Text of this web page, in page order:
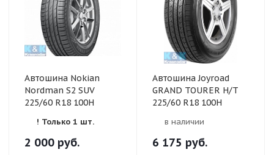
Автошина Nokian
Nordman S2 SUV
225/60 R18 100H
! Только 1 шт.
2 000 руб.
Автошина Joyroad
GRAND TOURER H/T
225/60 R18 100H
в наличии
6 175 руб.